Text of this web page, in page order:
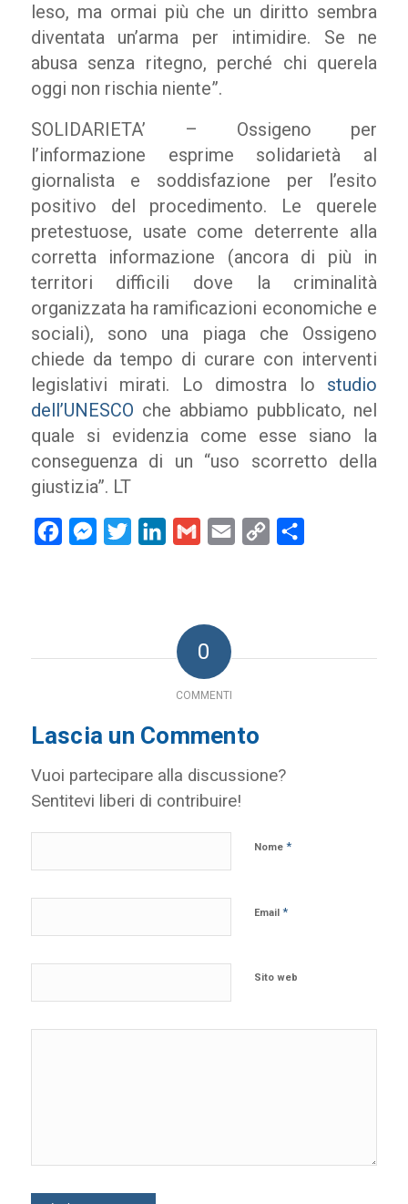
leso, ma ormai più che un diritto sembra
diventata un’arma per intimidire. Se ne
abusa senza ritegno, perché chi querela
oggi non rischia niente”.
SOLIDARIETA’ – Ossigeno per
l’informazione esprime solidarietà al
giornalista e soddisfazione per l’esito
positivo del procedimento. Le querele
pretestuose, usate come deterrente alla
corretta informazione (ancora di più in
territori difficili dove la criminalità
organizzata ha ramificazioni economiche e
sociali), sono una piaga che Ossigeno
chiede da tempo di curare con interventi
legislativi mirati. Lo dimostra lo studio
dell’UNESCO che abbiamo pubblicato, nel
quale si evidenzia come esse siano la
conseguenza di un “uso scorretto della
giustizia”. LT
FacebookMessenger
Twitter LinkedInGmail Email
Copy
0
COMMENTI
Lascia un Commento
Vuoi partecipare alla discussione?
Sentitevi liberi di contribuire!
Nome *
Email *
Sito web